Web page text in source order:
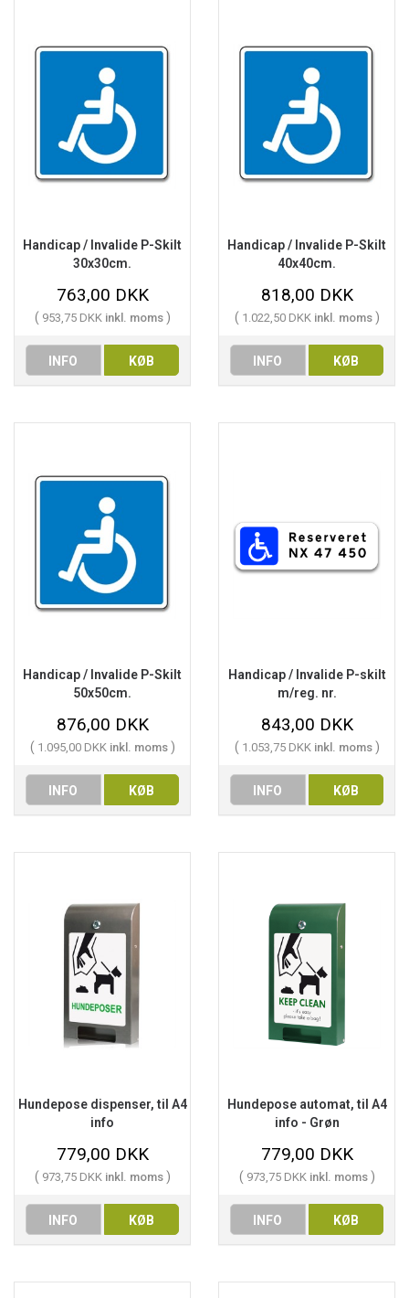
Handicap / Invalide P-Skilt
30x30cm.
763,00 DKK
( 953,75 DKK inkl. moms )
INFO KØB
Handicap / Invalide P-Skilt
40x40cm.
818,00 DKK
( 1.022,50 DKK inkl. moms )
INFO KØB
Handicap / Invalide P-Skilt
50x50cm.
876,00 DKK
( 1.095,00 DKK inkl. moms )
INFO KØB
Handicap / Invalide P-skilt
m/reg. nr.
843,00 DKK
( 1.053,75 DKK inkl. moms )
INFO KØB
Hundepose dispenser, til A4
info
779,00 DKK
( 973,75 DKK inkl. moms )
INFO KØB
Hundepose automat, til A4
info - Grøn
779,00 DKK
( 973,75 DKK inkl. moms )
INFO KØB